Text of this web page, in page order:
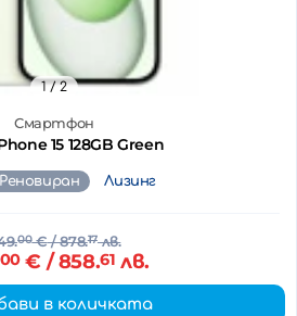
Смартфон
15 128GB Green
1/ 2
Реновиран Лизинг
00€/ 878.17лв.
00€ / 858.61 лв.
в количката